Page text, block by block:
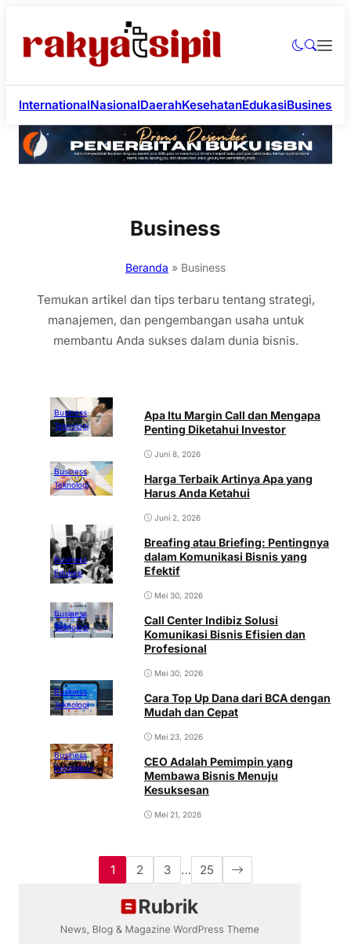
InternationalNasionalDaerahKesehatanEdukasiBusiness
Business
Beranda » Business
Temukan artikel dan tips terbaru tentang strategi,
manajemen, dan pengembangan usaha untuk
membantu Anda sukses dalam dunia bisnis.
Business
Teknologi
Apa Itu Margin Call dan Mengapa
Penting Diketahui Investor
Juni 8, 2026
Business
Teknologi
Harga Terbaik Artinya Apa yang
Harus Anda Ketahui
Juni 2, 2026
Business
Edukasi
Breafing atau Briefing: Pentingnya
dalam Komunikasi Bisnis yang
Efektif
Mei 30, 2026
Business
Teknologi
Call Center Indibiz Solusi
Komunikasi Bisnis Efisien dan
Profesional
Mei 30, 2026
Business
Teknologi
Cara Top Up Dana dari BCA dengan
Mudah dan Cepat
Mei 23, 2026
Business
Pendidikan
CEO Adalah Pemimpin yang
Membawa Bisnis Menuju
Kesuksesan
Mei 21, 2026
1 2 3 … 25